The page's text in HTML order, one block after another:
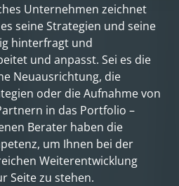
Unternehmen zeichnet
seine Strategien und seine
hinterfragt und
und anpasst. Sei es die
Neuausrichtung, die
oder die Aufnahme von
in das Portfolio –
Berater haben die
um Ihnen bei der
Weiterentwicklung
Seite zu stehen.